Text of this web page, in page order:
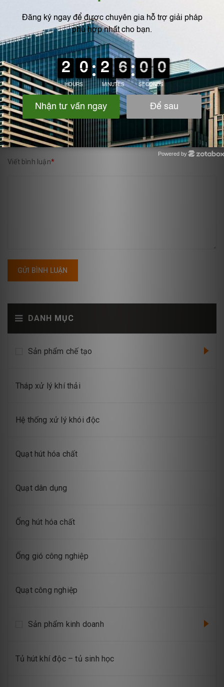
DANH MỤC
Sản phẩm chế tạo
Tháp xử lý khí thải
Hệ thống xử lý khói độc
Quạt hút hóa chất
Quạt dân dụng
Ống hút hóa chất
Ống gió công nghiệp
Quạt công nghiệp
Sản phẩm kinh doanh
Tủ hút khí độc – tủ sinh học
VIẾT BÌNH LUẬN CỦA BẠN:
Họ và tên*
Email
Viết bình luận*
GỬI BÌNH LUẬN
Powered by